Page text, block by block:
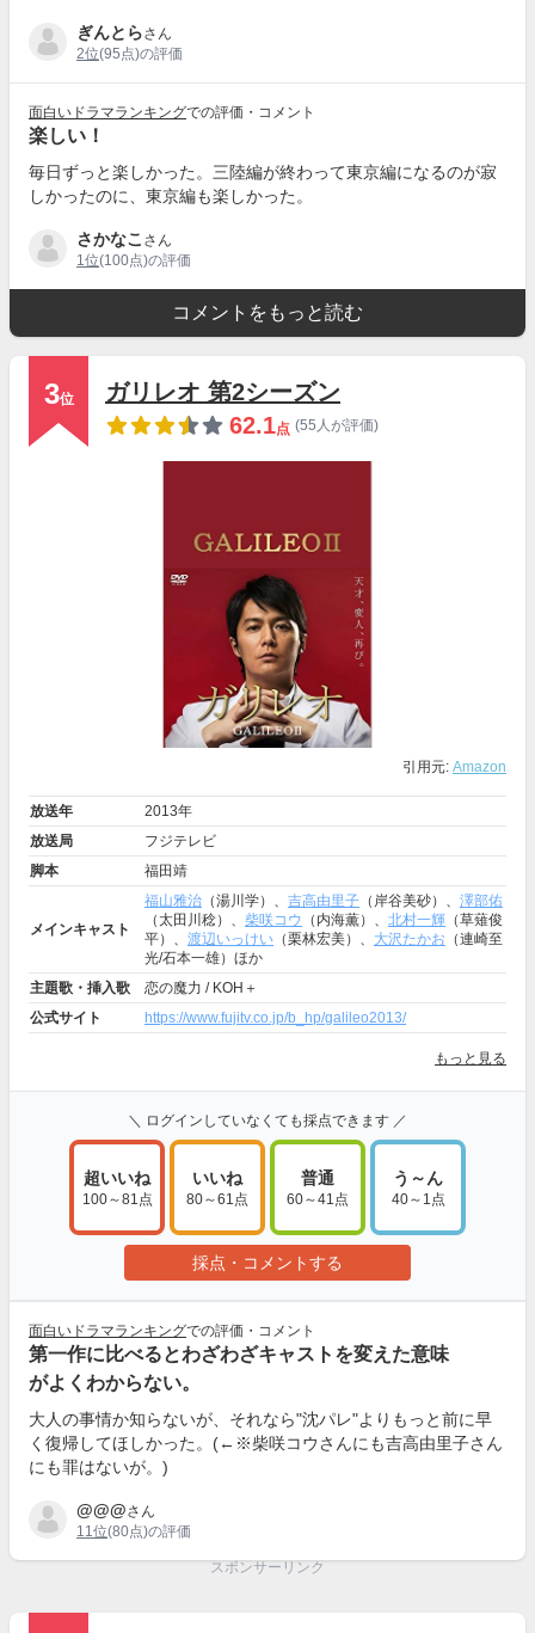
ぎんとらさん
2位(95点)の評価
面白いドラマランキングでの評価・コメント
楽しい！
毎日ずっと楽しかった。三陸編が終わって東京編になるのが寂
しかったのに、東京編も楽しかった。
さかなこ さん
1位(100点)の評価
コメントをもっと読む
3位
ガリレオ 第2シーズン
62.1点 (55人が評価)
引用元: Amazon
放送年
2013年
放送局
フジテレビ
脚本
福田靖
メインキャスト
福山雅治 （湯川学）、 吉高由里子 （岸谷美砂）、 澤部佑
（太田川稔）、 柴咲コウ （内海薫）、 北村一輝 （草薙俊
平）、 渡辺いっけい （栗林宏美）、 大沢たかお （連崎至
光/石本一雄）ほか
主題歌・挿入歌
恋の魔力 / KOH＋
公式サイト
https://www.fujitv.co.jp/b_hp/galileo2013/
もっと見る
＼ ログインしていなくても採点できます ／
超いいね
100～81点
いいね
80～61点
普通
60～41点
う～ん
40～1点
採点・コメントする
面白いドラマランキングでの評価・コメント
第一作に比べるとわざわざキャストを変えた意味
がよくわからない。
大人の事情か知らないが、それなら"沈パレ"よりもっと前に早
く復帰してほしかった。(←※柴咲コウさんにも吉高由里子さん
にも罪はないが。)
@@@さん
11位(80点)の評価
スポンサーリンク